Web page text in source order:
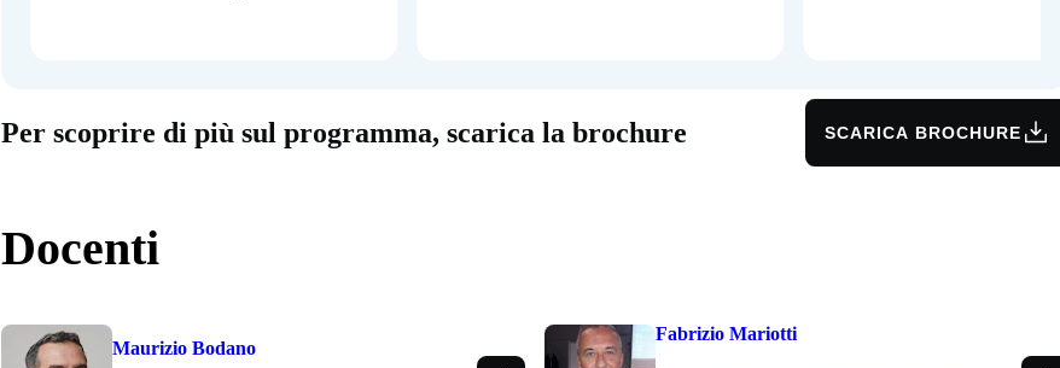
Per scoprire di più sul programma, scarica la brochure SCARICA BROCHURE
Docenti
Maurizio Bodano
Fabrizio Mariotti